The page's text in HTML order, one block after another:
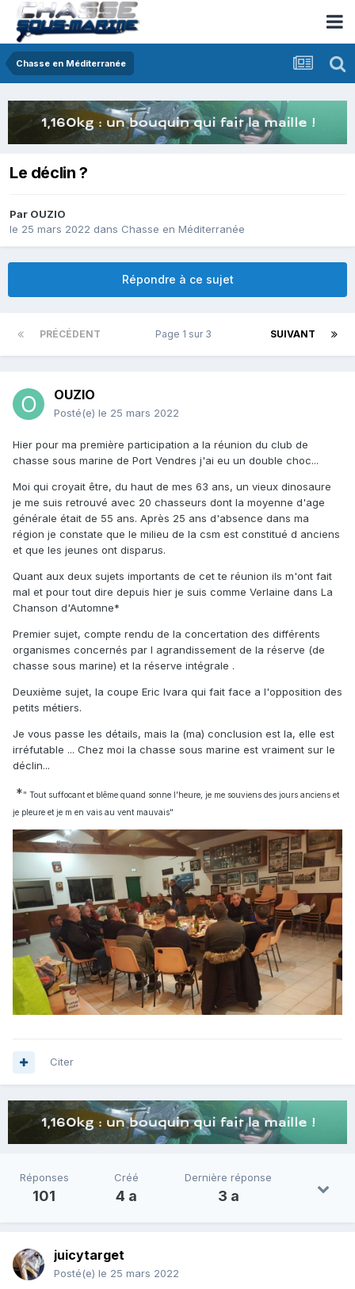
Chasse en Méditerranée
Le déclin ?
Par OUZIO
le 25 mars 2022 dans Chasse en Méditerranée
Répondre à ce sujet
PRÉCÉDENT SUIVANT
Page 1 sur 3
OUZIO
Posté(e) le 25 mars 2022
Hier pour ma première participation a la réunion du club de
chasse sous marine de Port Vendres j'ai eu un double choc...
Moi qui croyait être, du haut de mes 63 ans, un vieux dinosaure
je me suis retrouvé avec 20 chasseurs dont la moyenne d'age
générale était de 55 ans. Après 25 ans d'absence dans ma
région je constate que le milieu de la csm est constitué d anciens
et que les jeunes ont disparus.
Quant aux deux sujets importants de cet te réunion ils m'ont fait
mal et pour tout dire depuis hier je suis comme Verlaine dans La
Chanson d'Automne*
Premier sujet, compte rendu de la concertation des différents
organismes concernés par l agrandissement de la réserve (de
chasse sous marine) et la réserve intégrale .
Deuxième sujet, la coupe Eric Ivara qui fait face a l'opposition des
petits métiers.
Je vous passe les détails, mais la (ma) conclusion est la, elle est
irréfutable ... Chez moi la chasse sous marine est vraiment sur le
déclin...
*" Tout suffocant et blême quand sonne l'heure, je me souviens des jours anciens et
je pleure et je m en vais au vent mauvais"
Citer
Réponses
101
Créé
4 a
Dernière réponse
3 a
juicytarget
Posté(e) le 25 mars 2022